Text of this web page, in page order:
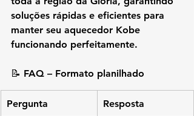
soluções rápidas e eficientes para
manter seu aquecedor Kobe
funcionando perfeitamente.
📝 FAQ – Formato planilhado
Pergunta Resposta